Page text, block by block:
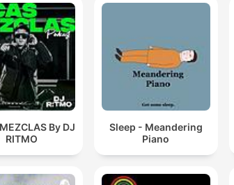
By DJ
RITMO
Sleep - Meandering
Piano